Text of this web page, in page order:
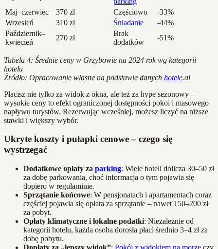
Maj–czerwiec
370 zł Częściowo
-33%
Wrzesień
310 zł Śniadanie
-44%
Październik–
kwiecień
270 zł
Brak
dodatków
-51%
Tabela 4: Średnie ceny w Grzybowie na 2024 rok wg kategorii
hotelu
Źródło: Opracowanie własne na podstawie danych hotele.ai
Płacisz nie tylko za widok z okna, ale też za hype sezonowy –
wysokie ceny to efekt ograniczonej dostępności pokoi i masowego
napływu turystów. Rezerwując wcześniej, możesz liczyć na niższe
stawki i większy wybór.
Ukryte koszty i pułapki cenowe – czego się
wystrzegać
Dodatkowe opłaty za parking: Wiele hoteli dolicza 30–50 zł
za dobę parkowania, choć informacja o tym pojawia się
dopiero w regulaminie.
Sprzątanie końcowe: W pensjonatach i apartamentach coraz
częściej pojawia się opłata za sprzątanie – nawet 150–200 zł
za pobyt.
Opłaty klimatyczne i lokalne podatki: Niezależnie od
kategorii hotelu, każda osoba dorosła płaci średnio 3–4 zł za
dobę pobytu.
Dopłaty za „lepszy widok”: Pokój z widokiem na morze czy